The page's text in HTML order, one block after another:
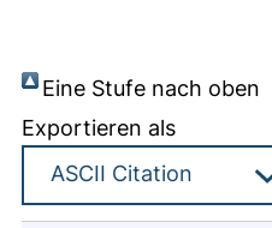
Eine Stufe nach oben
Exportieren als